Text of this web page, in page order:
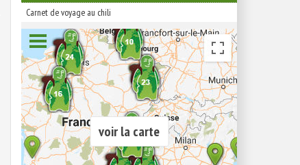
Carnet de voyage au chili
voir la carte